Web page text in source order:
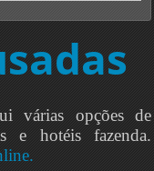
várias opções de
e hotéis fazenda.